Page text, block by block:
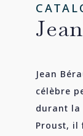
Jean
célèbre
durant la
Proust, il